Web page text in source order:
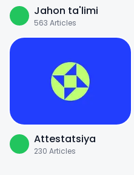
Jahon ta'limi
563 Articles
Attestatsiya
230 Articles